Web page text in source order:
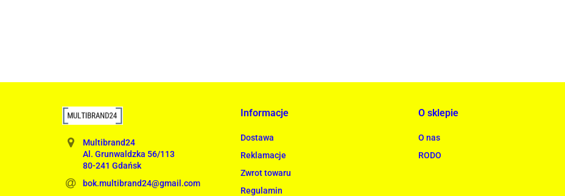
Multibrand24
Al. Grunwaldzka 56/113
80-241 Gdańsk
bok.multibrand24@gmail.com
Informacje
Dostawa
Reklamacje
Zwrot towaru
Regulamin
O sklepie
O nas
RODO